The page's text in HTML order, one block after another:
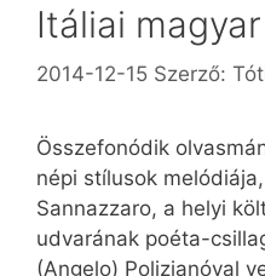
Itáliai
2014-12-15 Szerző:
Összefonódik
népi stílusok
Sannazzaro, a helyi
udvarának poéta-
(Angelo) Polizianóval